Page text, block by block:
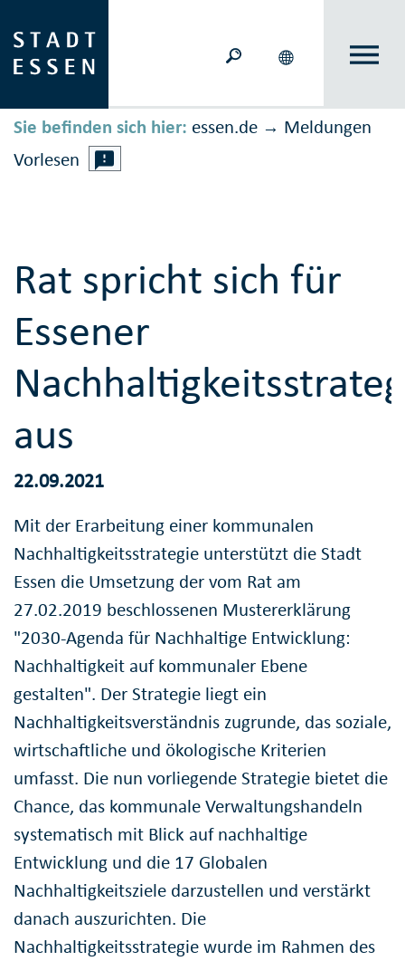
Sie befinden sich hier: essen.de → Meldungen
Vorlesen
Rat spricht sich für
Essener
aus
22.09.2021
Mit der Erarbeitung einer kommunalen
Nachhaltigkeitsstrategie unterstützt die Stadt
Essen die Umsetzung der vom Rat am
27.02.2019 beschlossenen Mustererklärung
"2030-Agenda für Nachhaltige Entwicklung:
Nachhaltigkeit auf kommunaler Ebene
gestalten". Der Strategie liegt ein
Nachhaltigkeitsverständnis zugrunde, das soziale,
wirtschaftliche und ökologische Kriterien
umfasst. Die nun vorliegende Strategie bietet die
Chance, das kommunale Verwaltungshandeln
systematisch mit Blick auf nachhaltige
Entwicklung und die 17 Globalen
Nachhaltigkeitsziele darzustellen und verstärkt
danach auszurichten. Die
Nachhaltigkeitsstrategie wurde im Rahmen des